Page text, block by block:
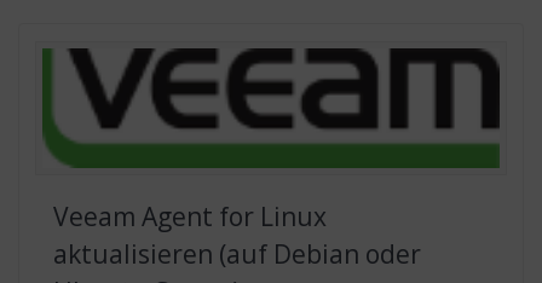
Veeam Agent for Linux
aktualisieren (auf Debian oder